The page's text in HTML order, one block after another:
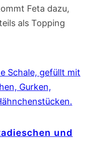
Feta dazu,
als Topping
und